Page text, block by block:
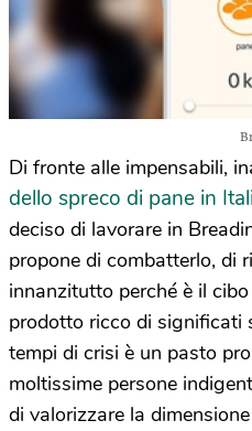
Di fronte alle impensabili,
dello spreco di pane in
deciso di lavorare in
propone di combatterlo, di
innanzitutto perché è il
prodotto ricco di significati
tempi di crisi è un pasto
moltissime persone
di valorizzare la